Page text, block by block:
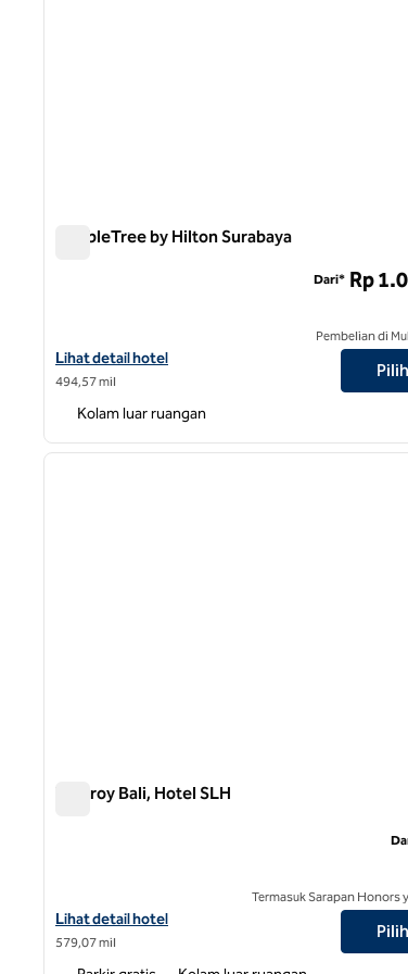
DoubleTree by Hilton Surabaya
Lihat detail hotel untuk DoubleTree by Hilton Surabaya
Lihat detail hotel
494,57 mil
Dari* Rp
Pembelian di
Kolam luar ruangan
1 dari 9
Viceroy Bali, Hotel SLH
Lihat perincian hotel untuk Viceroy Bali, Hotel SLH
Lihat detail hotel
579,07 mil
Termasuk Sarapan Honors